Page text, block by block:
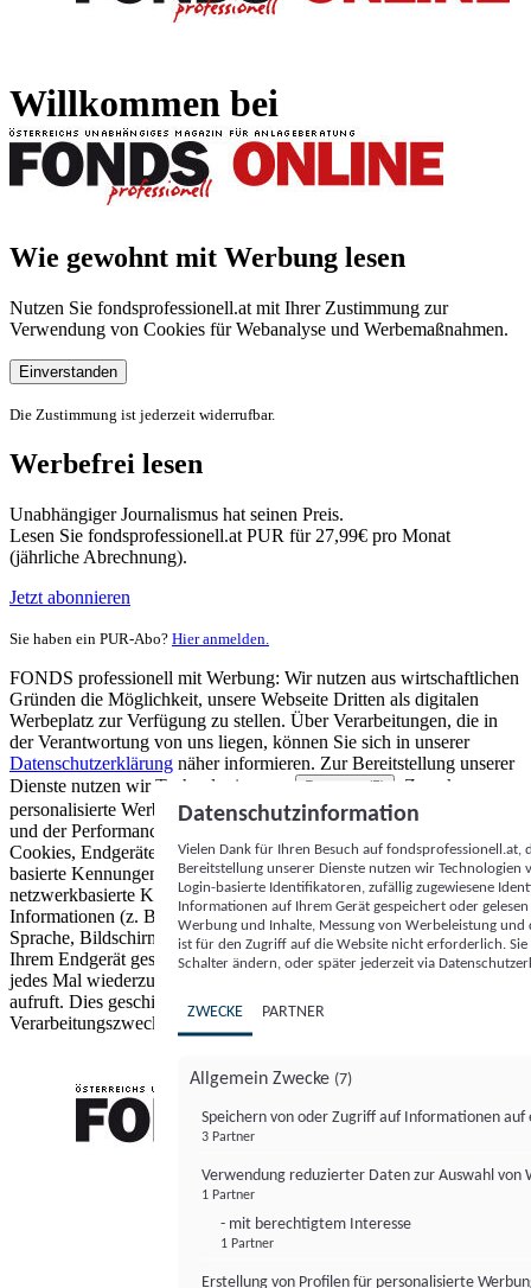
Willkommen bei
Wie gewohnt mit Werbung lesen
Nutzen Sie fondsprofessionell.at mit Ihrer Zustimmung zur
Verwendung von Cookies für Webanalyse und Werbemaßnahmen.
Einverstanden
Die Zustimmung ist jederzeit widerrufbar.
Werbefrei lesen
Unabhängiger Journalismus hat seinen Preis.
Lesen Sie fondsprofessionell.at PUR für 27,99€ pro Monat
(jährliche Abrechnung).
Jetzt abonnieren
Sie haben ein PUR-Abo? Hier anmelden.
FONDS professionell mit Werbung: Wir nutzen aus wirtschaftlichen
Gründen die Möglichkeit, unsere Webseite Dritten als digitalen
Werbeplatz zur Verfügung zu stellen. Über Verarbeitungen, die in
der Verantwortung von uns liegen, können Sie sich in unserer
Datenschutzerklärung näher informieren. Zur Bereitstellung unserer
Dienste nutzen wir Technologien von
Partnern (5)
. Zwecke:
personalisierte Werbung und Inhalte, Messung von Werbeleistung
und der Performance von Inhalten sowie Zielgruppenforschung.
Cookies, Endgeräte- oder ähnliche Online-Kennungen (z. B. login-
basierte Kennungen, zufällig generierte Kennungen,
netzwerkbasierte Kennungen) können zusammen mit anderen
Informationen (z. B. Browsertyp und Browserinformationen,
Sprache, Bildschirmgröße, unterstützte Technologien usw.) auf
Ihrem Endgerät gespeichert oder von dort ausgelesen werden, um es
jedes Mal wiederzuerkennen, wenn es eine App oder einer Webseite
aufruft. Dies geschieht für einen oder mehrere der hier aufgeführten
Verarbeitungszwecke.
Datenschutzinformation
Vielen Dank für Ihren Besuch auf
Bereitstellung unserer Dienste nutzen wir Technologien
Login-basierte Identifikatoren, zufällig zugewiesene
Informationen auf Ihrem Gerät gespeichert oder
Werbung und Inhalte, Messung von Werbeleistung
ist für den Zugriff auf die Website nicht erforderlich.
Schalter ändern, oder später jederzeit via
ZWECKE PARTNER
Allgemein Zwecke (7)
Speichern von oder Zugriff auf Informationen auf
3 Partner
Verwendung reduzierter Daten zur Auswahl von
1 Partner
- mit berechtigtem Interesse
1 Partner
Erstellung von Profilen für personalisierte
FONDS professionell